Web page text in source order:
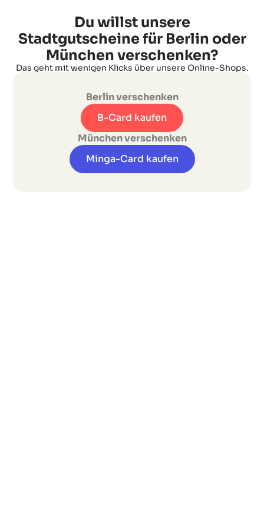
Du willst unsere
Stadtgutscheine für Berlin oder
München verschenken?
Das geht mit wenigen Klicks über unsere Online-Shops.
Berlin verschenken
B-Card kaufen
München verschenken
Minga-Card kaufen